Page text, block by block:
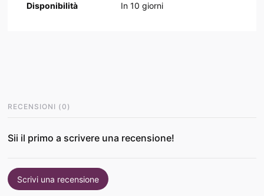
Disponibilità
In 10 giorni
RECENSIONI (0 )
Sii il primo a scrivere una recensione!
Scrivi una recensione